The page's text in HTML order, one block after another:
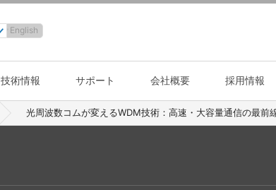
English
技術情報 サポート 会社概要 採用情報
光周波数コムが変えるWDM技術：高速・大容量通信の最前